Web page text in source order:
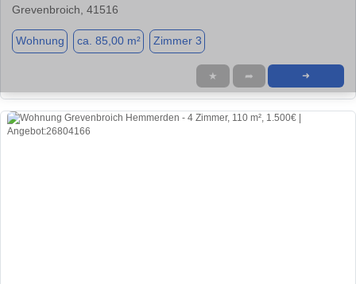
Grevenbroich, 41516
Wohnung ca. 85,00 m² Zimmer 3
★ ➦ ➜